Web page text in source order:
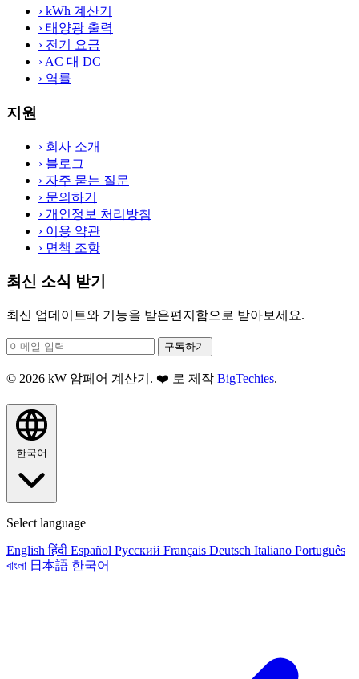
› kWh 계산기
› 태양광 출력
› 전기 요금
› AC 대 DC
› 역률
지원
› 회사 소개
› 블로그
› 자주 묻는 질문
› 문의하기
› 개인정보 처리방침
› 이용 약관
› 면책 조항
최신 소식 받기
최신 업데이트와 기능을 받은편지함으로 받아보세요.
구독하기
© 2026 kW 암페어 계산기. ❤️ 로 제작 BigTechies.
한국어
Select language
English हिंदी Español Русский Français Deutsch Italiano Português
বাংলা 日本語 한국어